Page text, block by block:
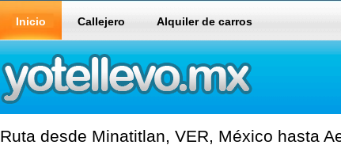
Inicio Callejero Alquiler de carros
Ruta desde Minatitlan, VER, México hasta